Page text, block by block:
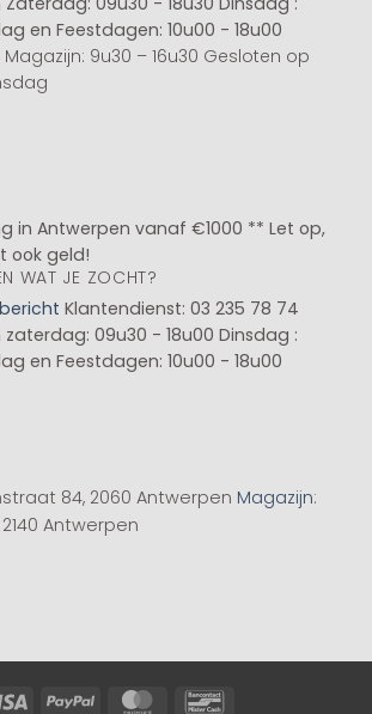
en Feestdagen: 10u00 - 18u00
9u30 – 16u30 Gesloten op
in Antwerpen vanaf €1000 ** Let op,
ook geld!
WAT JE ZOCHT?
Klantendienst: 03 235 78 74
09u30 - 18u00 Dinsdag :
en Feestdagen: 10u00 - 18u00
84, 2060 Antwerpen Magazijn:
Antwerpen
Visa PayPal MasterCard